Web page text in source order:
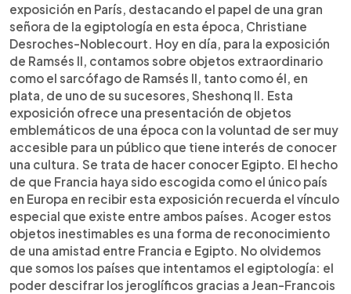
exposición en París, destacando el papel de una gran
señora de la egiptología en esta época, Christiane
Desroches-Noblecourt. Hoy en día, para la exposición
de Ramsés II, contamos sobre objetos extraordinario
como el sarcófago de Ramsés II, tanto como él, en
plata, de uno de su sucesores, Sheshonq II. Esta
exposición ofrece una presentación de objetos
emblemáticos de una época con la voluntad de ser muy
accesible para un público que tiene interés de conocer
una cultura. Se trata de hacer conocer Egipto. El hecho
de que Francia haya sido escogida como el único país
en Europa en recibir esta exposición recuerda el vínculo
especial que existe entre ambos países. Acoger estos
objetos inestimables es una forma de reconocimiento
de una amistad entre Francia e Egipto. No olvidemos
que somos los países que intentamos el egiptología: el
poder descifrar los jeroglíficos gracias a Jean-Francois